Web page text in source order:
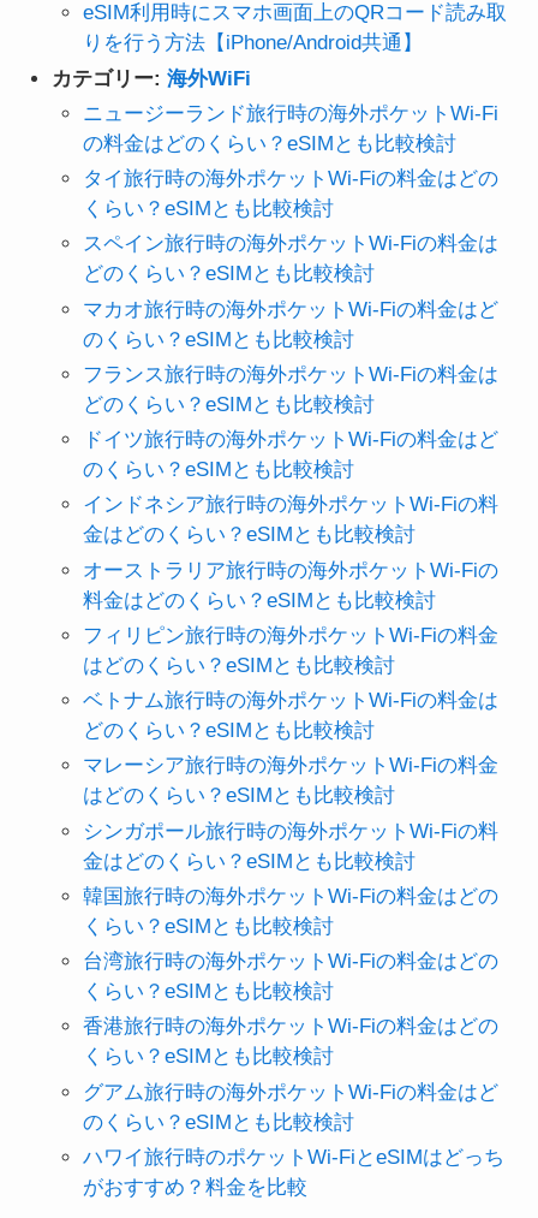
eSIM利用時にスマホ画面上のQRコード読み取
りを行う方法【iPhone/Android共通】
カテゴリー:海外WiFi
ニュージーランド旅行時の海外ポケットWi-Fi
の料金はどのくらい？eSIMとも比較検討
タイ旅行時の海外ポケットWi-Fiの料金はどの
くらい？eSIMとも比較検討
スペイン旅行時の海外ポケットWi-Fiの料金は
どのくらい？eSIMとも比較検討
マカオ旅行時の海外ポケットWi-Fiの料金はど
のくらい？eSIMとも比較検討
フランス旅行時の海外ポケットWi-Fiの料金は
どのくらい？eSIMとも比較検討
ドイツ旅行時の海外ポケットWi-Fiの料金はど
のくらい？eSIMとも比較検討
インドネシア旅行時の海外ポケットWi-Fiの料
金はどのくらい？eSIMとも比較検討
オーストラリア旅行時の海外ポケットWi-Fiの
料金はどのくらい？eSIMとも比較検討
フィリピン旅行時の海外ポケットWi-Fiの料金
はどのくらい？eSIMとも比較検討
ベトナム旅行時の海外ポケットWi-Fiの料金は
どのくらい？eSIMとも比較検討
マレーシア旅行時の海外ポケットWi-Fiの料金
はどのくらい？eSIMとも比較検討
シンガポール旅行時の海外ポケットWi-Fiの料
金はどのくらい？eSIMとも比較検討
韓国旅行時の海外ポケットWi-Fiの料金はどの
くらい？eSIMとも比較検討
台湾旅行時の海外ポケットWi-Fiの料金はどの
くらい？eSIMとも比較検討
香港旅行時の海外ポケットWi-Fiの料金はどの
くらい？eSIMとも比較検討
グアム旅行時の海外ポケットWi-Fiの料金はど
のくらい？eSIMとも比較検討
ハワイ旅行時のポケットWi-FiとeSIMはどっち
がおすすめ？料金を比較